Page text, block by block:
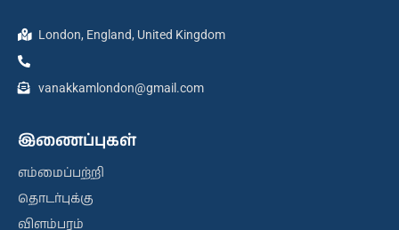
London, England, United Kingdom
vanakkamlondon@gmail.com
இணைப்புகள்
எம்மைப்பற்றி
தொடர்புக்கு
விளம்பரம்